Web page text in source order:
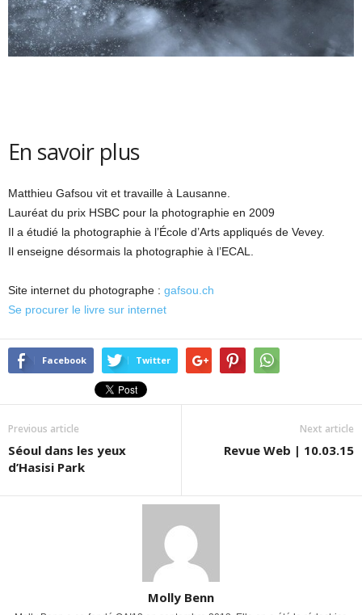
En savoir plus
Matthieu Gafsou vit et travaille à Lausanne.
Lauréat du prix HSBC pour la photographie en 2009
Il a étudié la photographie à l’École d’Arts appliqués de Vevey.
Il enseigne désormais la photographie à l’ECAL.
Site internet du photographe : gafsou.ch
Se procurer le livre sur internet
Facebook Twitter
Previous article
Séoul dans les yeux
d’Hasisi Park
Next article
Revue Web | 10.03.15
Molly Benn